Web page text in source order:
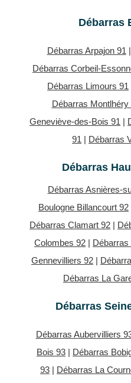
Débarras
Débarras Arpajon 91 |
Débarras Corbeil-
Débarras Limours 91
Débarras Montlhéry
Geneviève-des-Bois 91 |
91 | Débarras
Débarras
Débarras Asnières-
Boulogne Billancourt 92
Débarras Clamart 92 |
Colombes 92 | Débarras
Gennevilliers 92 |
Débarras La
Débarras
Débarras Aubervilliers
Bois 93 | Débarras
93 | Débarras La